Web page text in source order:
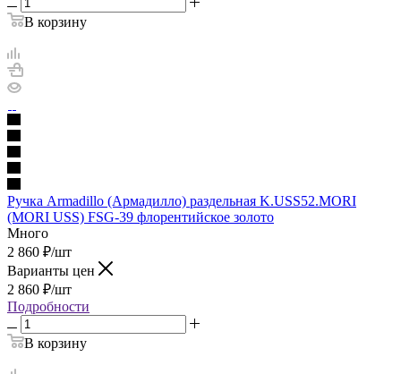
В корзину
Ручка Armadillo (Армадилло) раздельная K.USS52.MORI
(MORI USS) FSG-39 флорентийское золото
Много
2 860 ₽/шт
Варианты цен
2 860 ₽/шт
Подробности
В корзину